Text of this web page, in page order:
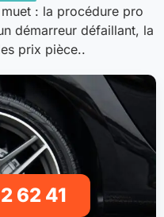
: la procédure pro
démarreur défaillant, la
prix pièce..
62 41